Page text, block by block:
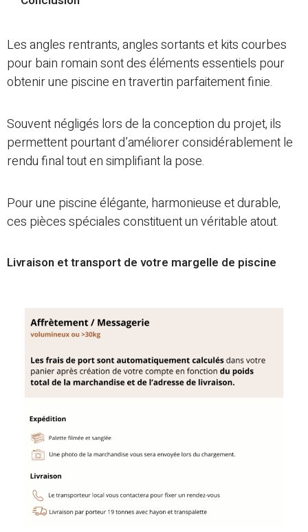
Les angles rentrants, angles sortants et kits courbes
pour bain romain sont des éléments essentiels pour
obtenir une piscine en travertin parfaitement finie.
Souvent négligés lors de la conception du projet, ils
permettent pourtant d’améliorer considérablement le
rendu final tout en simplifiant la pose.
Pour une piscine élégante, harmonieuse et durable,
ces pièces spéciales constituent un véritable atout.
Livraison et transport de votre margelle de piscine